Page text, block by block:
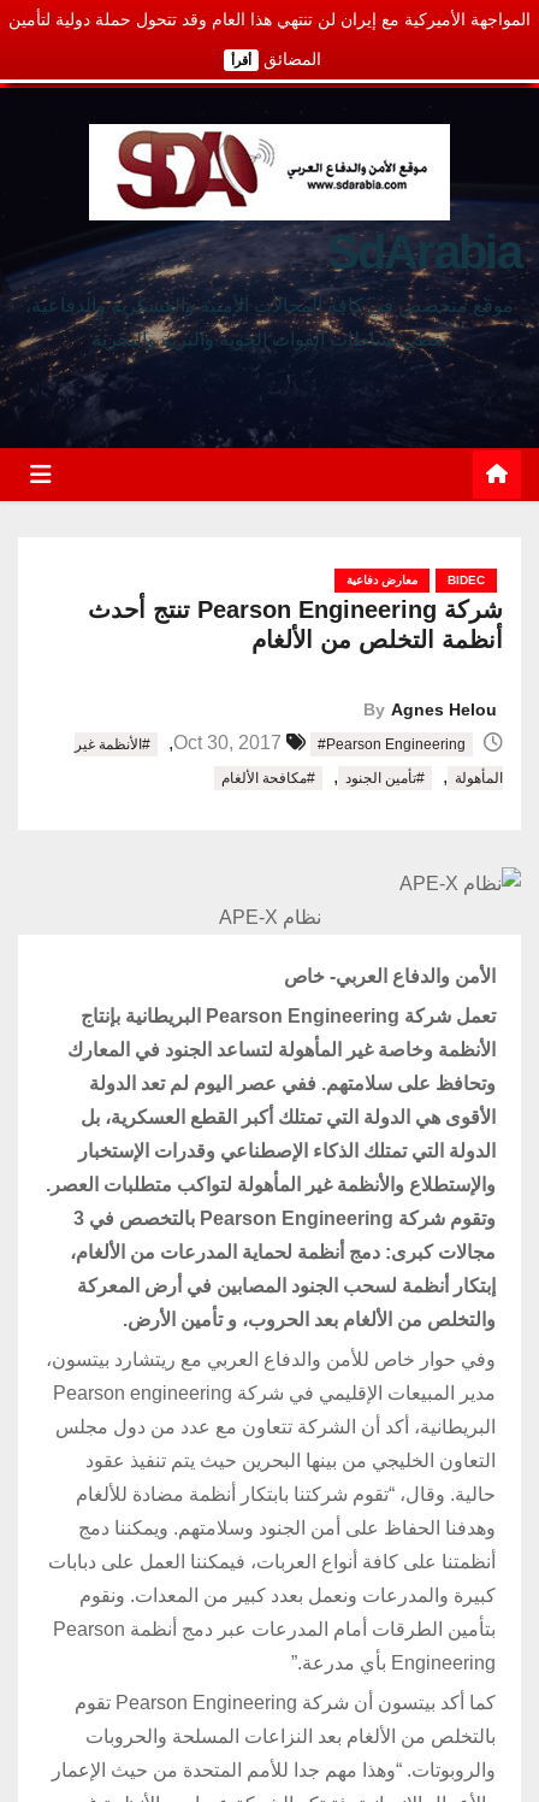
المواجهة الأميركية مع إيران لن تنتهي هذا العام وقد تتحول حملة دولية لتأمين
المضائق أقرأ
SdArabia
موقع متخصص في كافة المجالات الأمنية والعسكرية والدفاعية،
يغطي نشاطات القوات الجوية والبرية والبحرية
BIDEC معارض دفاعية
شركة Pearson Engineering تنتج أحدث
أنظمة التخلص من الألغام
By Agnes Helou
#Pearson Engineering
,
#الأنظمة غير
المأهولة , #تأمين الجنود , #مكافحة الألغام
نظام APE-X
الأمن والدفاع العربي- خاص
تعمل شركة Pearson Engineering البريطانية بإنتاج
الأنظمة وخاصة غير المأهولة لتساعد الجنود في المعارك
وتحافظ على سلامتهم. ففي عصر اليوم لم تعد الدولة
الأقوى هي الدولة التي تمتلك أكبر القطع العسكرية، بل
الدولة التي تمتلك الذكاء الإصطناعي وقدرات الإستخبار
والإستطلاع والأنظمة غير المأهولة لتواكب متطلبات العصر.
وتقوم شركة Pearson Engineering بالتخصص في 3
مجالات كبرى: دمج أنظمة لحماية المدرعات من الألغام،
إبتكار أنظمة لسحب الجنود المصابين في أرض المعركة
والتخلص من الألغام بعد الحروب، و تأمين الأرض.
وفي حوار خاص للأمن والدفاع العربي مع ريتشارد بيتسون،
مدير المبيعات الإقليمي في شركة Pearson engineering
البريطانية، أكد أن الشركة تتعاون مع عدد من دول مجلس
التعاون الخليجي من بينها البحرين حيث يتم تنفيذ عقود
حالية. وقال، “تقوم شركتنا بابتكار أنظمة مضادة للألغام
وهدفنا الحفاظ على أمن الجنود وسلامتهم. ويمكننا دمج
أنظمتنا على كافة أنواع العربات، فيمكننا العمل على دبابات
كبيرة والمدرعات ونعمل بعدد كبير من المعدات. ونقوم
بتأمين الطرقات أمام المدرعات عبر دمج أنظمة Pearson
Engineering بأي مدرعة.”
كما أكد بيتسون أن شركة Pearson Engineering تقوم
بالتخلص من الألغام بعد النزاعات المسلحة والحروبات
والروبوتات. “وهذا مهم جدا للأمم المتحدة من حيث الإعمار